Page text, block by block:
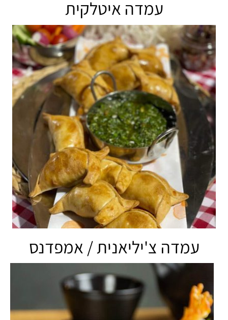
עמדה איטלקית
עמדה צ'יליאנית / אמפדנס